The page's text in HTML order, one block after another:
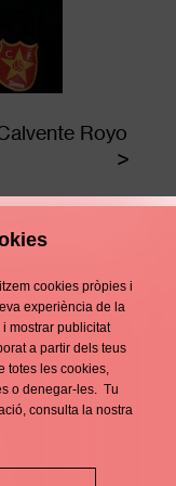
Royo
cookies pròpies i
experiència de la
mostrar publicitat
a partir dels teus
totes les cookies,
o denegar-les. Tu
consulta la nostra